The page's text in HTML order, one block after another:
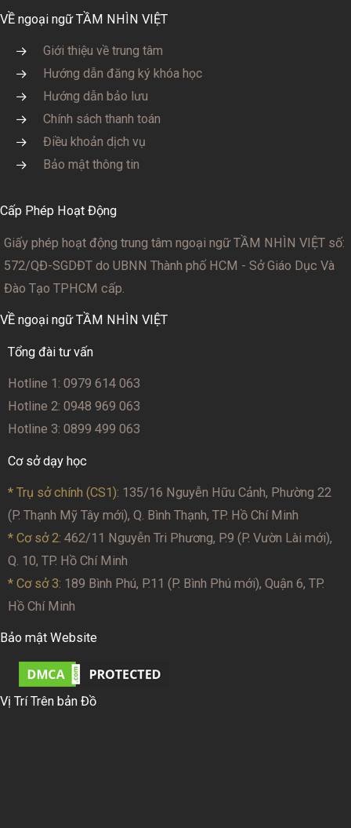
VỀ ngoại ngữ TẦM NHÌN VIỆT
Giới thiệu về trung tâm
Hướng dẫn đăng ký khóa học
Hướng dẫn bảo lưu
Chính sách thanh toán
Điều khoản dịch vụ
Bảo mật thông tin
Cấp Phép Hoạt Động
Giấy phép hoạt động trung tâm ngoại ngữ TẦM NHÌN VIỆT số:
572/QĐ-SGDĐT do UBNN Thành phố HCM - Sở Giáo Dục Và
Đào Tạo TPHCM cấp.
VỀ ngoại ngữ TẦM NHÌN VIỆT
Tổng đài tư vấn
Hotline 1: 0979 614 063
Hotline 2: 0948 969 063
Hotline 3: 0899 499 063
Cơ sở dạy học
* Trụ sở chính (CS1): 135/16 Nguyễn Hữu Cảnh, Phường 22
(P. Thạnh Mỹ Tây mới), Q. Bình Thạnh, TP. Hồ Chí Minh
* Cơ sở 2: 462/11 Nguyễn Tri Phương, P.9 (P. Vườn Lài mới),
Q. 10, TP. Hồ Chí Minh
* Cơ sở 3: 189 Bình Phú, P.11 (P. Bình Phú mới), Quận 6, TP.
Hồ Chí Minh
Bảo mật Website
Vị Trí Trên bản Đồ